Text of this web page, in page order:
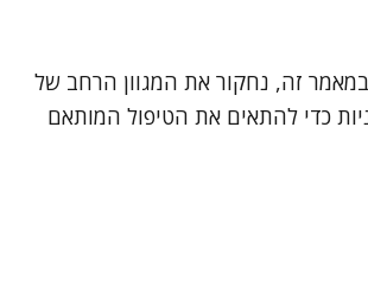
זה, נחקור את המגוון הרחב של
כדי להתאים את הטיפול המותאם